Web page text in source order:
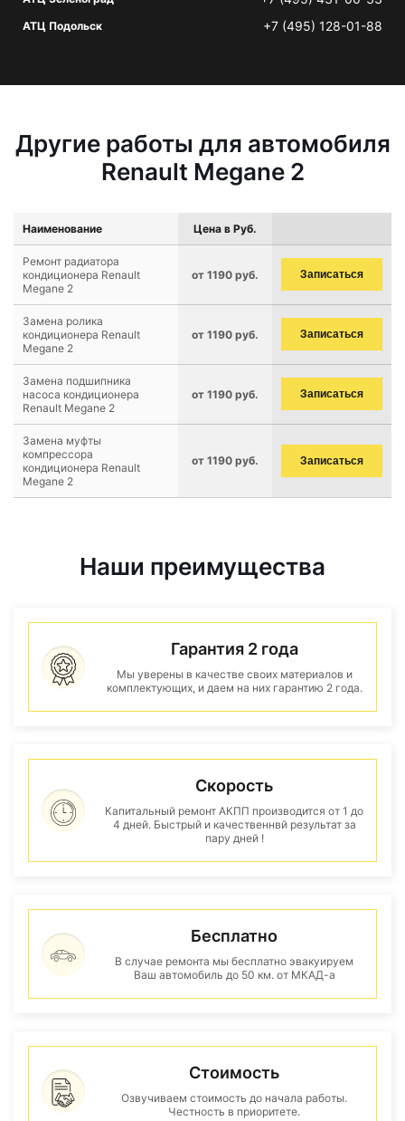
АТЦ Подольск +7 (495) 128-01-88
Другие работы для автомобиля
Renault Megane 2
Наименование Цена в Руб.
Ремонт радиатора
кондиционера Renault
Megane 2
от 1190 руб. Записаться
Замена ролика
кондиционера Renault
Megane 2
от 1190 руб. Записаться
Замена подшипника
насоса кондиционера
Renault Megane 2
от 1190 руб. Записаться
Замена муфты
компрессора
кондиционера Renault
Megane 2
от 1190 руб. Записаться
Наши преимущества
Гарантия 2 года
Мы уверены в качестве своих материалов и
комплектующих, и даем на них гарантию 2 года.
Скорость
Капитальный ремонт АКПП производится от 1 до
4 дней. Быстрый и качественнвй результат за
пару дней !
Бесплатно
В случае ремонта мы бесплатно эвакуируем
Ваш автомобиль до 50 км. от МКАД-а
Стоимость
Озвучиваем стоимость до начала работы.
Честность в приоритете.